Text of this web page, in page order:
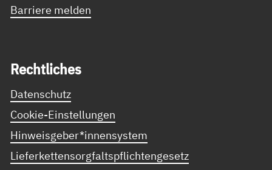
Barriere melden
Recht­li­ches
Datenschutz
Cookie-Einstellungen
Hinweisgeber*innensystem
Lieferkettensorgfaltspflichtengesetz